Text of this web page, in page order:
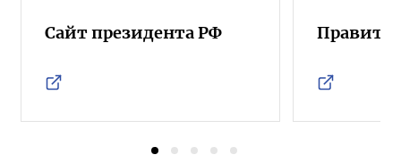
Сайт президента РФ